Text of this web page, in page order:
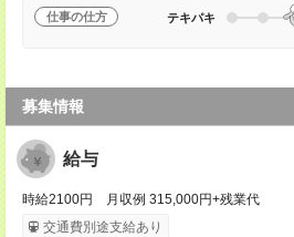
仕事の仕方 テキパキ
募集情報
給与
時給2100円 月収例 315,000円+残業代
交通費別途支給あり